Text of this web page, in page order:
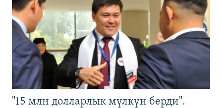
"15 млн долларлык мүлкүн берди".